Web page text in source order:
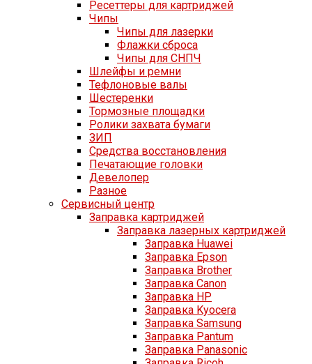
Ресеттеры для картриджей
Чипы
Чипы для лазерки
Флажки сброса
Чипы для СНПЧ
Шлейфы и ремни
Тефлоновые валы
Шестеренки
Тормозные площадки
Ролики захвата бумаги
ЗИП
Средства восстановления
Печатающие головки
Девелопер
Разное
Сервисный центр
Заправка картриджей
Заправка лазерных картриджей
Заправка Huawei
Заправка Epson
Заправка Brother
Заправка Canon
Заправка HP
Заправка Kyocera
Заправка Samsung
Заправка Pantum
Заправка Panasonic